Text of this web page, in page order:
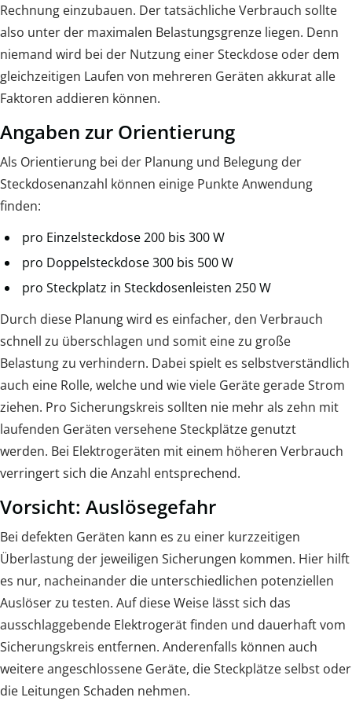
Rechnung einzubauen. Der tatsächliche Verbrauch sollte
also unter der maximalen Belastungsgrenze liegen. Denn
niemand wird bei der Nutzung einer Steckdose oder dem
gleichzeitigen Laufen von mehreren Geräten akkurat alle
Faktoren addieren können.
Angaben zur Orientierung
Als Orientierung bei der Planung und Belegung der
Steckdosenanzahl können einige Punkte Anwendung
finden:
pro Einzelsteckdose 200 bis 300 W
pro Doppelsteckdose 300 bis 500 W
pro Steckplatz in Steckdosenleisten 250 W
Durch diese Planung wird es einfacher, den Verbrauch
schnell zu überschlagen und somit eine zu große
Belastung zu verhindern. Dabei spielt es selbstverständlich
auch eine Rolle, welche und wie viele Geräte gerade Strom
ziehen. Pro Sicherungskreis sollten nie mehr als zehn mit
laufenden Geräten versehene Steckplätze genutzt
werden. Bei Elektrogeräten mit einem höheren Verbrauch
verringert sich die Anzahl entsprechend.
Vorsicht: Auslösegefahr
Bei defekten Geräten kann es zu einer kurzzeitigen
Überlastung der jeweiligen Sicherungen kommen. Hier hilft
es nur, nacheinander die unterschiedlichen potenziellen
Auslöser zu testen. Auf diese Weise lässt sich das
ausschlaggebende Elektrogerät finden und dauerhaft vom
Sicherungskreis entfernen. Anderenfalls können auch
weitere angeschlossene Geräte, die Steckplätze selbst oder
die Leitungen Schaden nehmen.